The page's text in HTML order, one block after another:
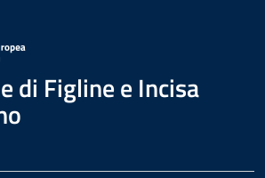
di Figline e Incisa